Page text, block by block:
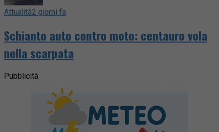
Attualità2 giorni fa
Schianto auto contro moto: centauro vola
nella scarpata
Pubblicità